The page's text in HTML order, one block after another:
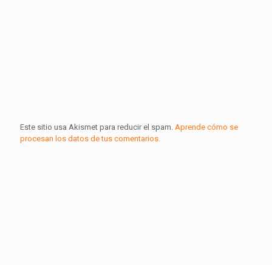
Este sitio usa Akismet para reducir el spam. Aprende cómo se
procesan los datos de tus comentarios.